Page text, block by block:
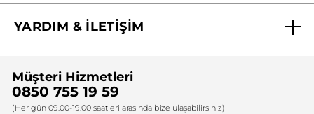
Yves Rocher Vakfı
YARDIM & İLETİŞİM
Bize Ulaşın
Firma Bilgileri
Müşteri Hizmetleri
0850 755 19 59
(Her gün 09.00-19.00 saatleri arasında bize ulaşabilirsiniz)